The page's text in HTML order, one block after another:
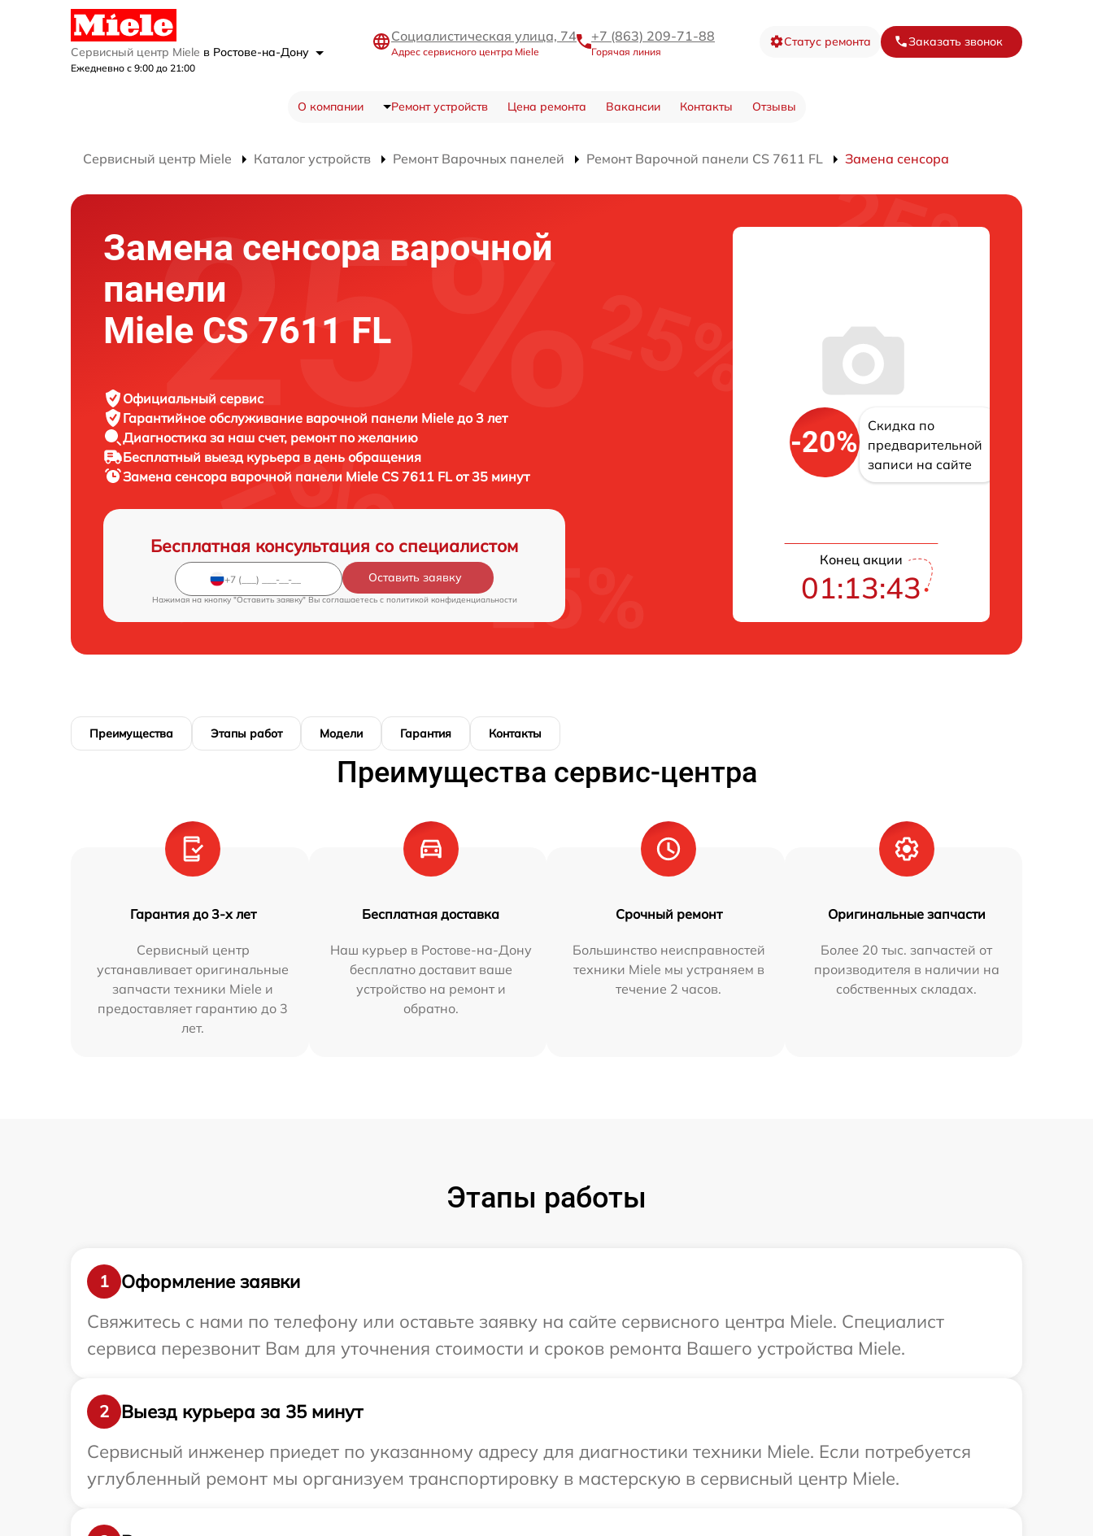
Сервисный центр Miele в Ростове-на-Дону
Ежедневно с 9:00 до 21:00
Социалистическая улица, 74
Адрес сервисного центра Miele
+7 (863) 209-71-88
Горячая линия
Статус ремонта Заказать звонок
О компании Ремонт устройств Цена ремонта Вакансии Контакты Отзывы
Сервисный центр Miele Каталог устройств Ремонт Варочных панелей Ремонт Варочной панели CS 7611 FL Замена сенсора
Замена сенсора варочной
панели
Miele CS 7611 FL
Официальный сервис
Гарантийное обслуживание варочной панели Miele до 3 лет
Диагностика за наш счет, ремонт по желанию
Бесплатный выезд курьера в день обращения
Замена сенсора варочной панели Miele CS 7611 FL от 35 минут
Бесплатная консультация со специалистом
Оставить заявку
Нажимая на кнопку "Оставить заявку" Вы соглашаетесь c политикой конфиденциальности
-20%
Скидка по
предварительной
записи на сайте
Конец акции
01:13:42
Преимущества Этапы работ Модели Гарантия Контакты
Преимущества сервис-центра
Гарантия до 3-х лет
Сервисный центр
устанавливает оригинальные
запчасти техники Miele и
предоставляет гарантию до 3
лет.
Бесплатная доставка
Наш курьер в Ростове-на-Дону
бесплатно доставит ваше
устройство на ремонт и
обратно.
Срочный ремонт
Большинство неисправностей
техники Miele мы устраняем в
течение 2 часов.
Оригинальные запчасти
Более 20 тыс. запчастей от
производителя в наличии на
собственных складах.
Этапы работы
1
Оформление заявки
Свяжитесь с нами по телефону или оставьте заявку на сайте сервисного центра Miele. Специалист
сервиса перезвонит Вам для уточнения стоимости и сроков ремонта Вашего устройства Miele.
2
Выезд курьера за 35 минут
Сервисный инженер приедет по указанному адресу для диагностики техники Miele. Если потребуется
углубленный ремонт мы организуем транспортировку в мастерскую в сервисный центр Miele.